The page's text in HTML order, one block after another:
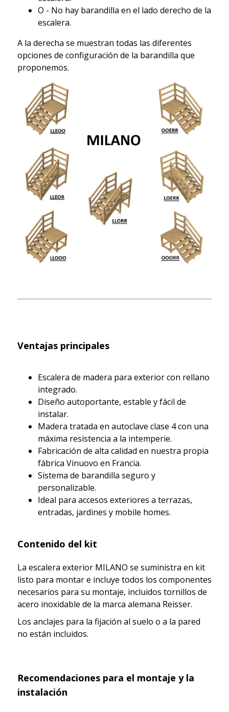
O - No hay barandilla en el lado derecho de la
escalera.
A la derecha se muestran todas las diferentes
opciones de configuración de la barandilla que
proponemos.
Ventajas principales
Escalera de madera para exterior con rellano
integrado.
Diseño autoportante, estable y fácil de
instalar.
Madera tratada en autoclave clase 4 con una
máxima resistencia a la intemperie.
Fabricación de alta calidad en nuestra propia
fábrica Vinuovo en Francia.
Sistema de barandilla seguro y
personalizable.
Ideal para accesos exteriores a terrazas,
entradas, jardines y mobile homes.
Contenido del kit
La escalera exterior MILANO se suministra en kit
listo para montar e incluye todos los componentes
necesarios para su montaje, incluidos tornillos de
acero inoxidable de la marca alemana Reisser.
Los anclajes para la fijación al suelo o a la pared
no están incluidos.
Recomendaciones para el montaje y la
instalación